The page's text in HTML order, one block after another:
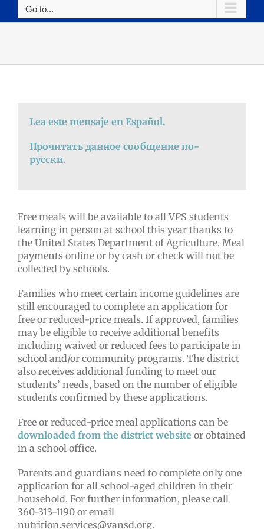
Go to...
Lea este mensaje en Español.
Прочитать данное сообщение по-
русски.
Free meals will be available to all VPS students
learning in person at school this year thanks to
the United States Department of Agriculture. Meal
payments online or by cash or check will not be
collected by schools.
Families who meet certain income guidelines are
still encouraged to complete an application for
free or reduced-price meals. If approved, families
may be eligible to receive additional benefits
including waived or reduced fees to participate in
school and/or community programs. The district
also receives additional funding to meet our
students’ needs, based on the number of eligible
students confirmed by these applications.
Free or reduced-price meal applications can be
downloaded from the district website or obtained
in a school office.
Parents and guardians need to complete only one
application for all school-aged children in their
household. For further information, please call
360-313-1190 or email
nutrition.services@vansd.org.